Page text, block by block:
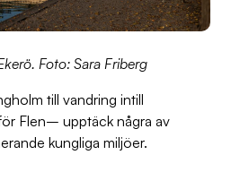
Foto: Sara Friberg
till vandring intill
Flen– upptäck några av
kungliga miljöer.